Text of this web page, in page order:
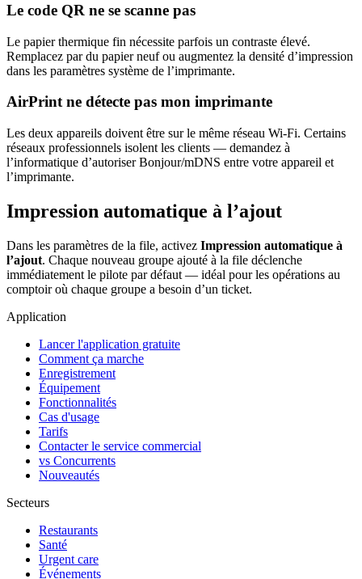
Le code QR ne se scanne pas
Le papier thermique fin nécessite parfois un contraste élevé.
Remplacez par du papier neuf ou augmentez la densité d’impression
dans les paramètres système de l’imprimante.
AirPrint ne détecte pas mon imprimante
Les deux appareils doivent être sur le même réseau Wi-Fi. Certains
réseaux professionnels isolent les clients — demandez à
l’informatique d’autoriser Bonjour/mDNS entre votre appareil et
l’imprimante.
Impression automatique à l’ajout
Dans les paramètres de la file, activez Impression automatique à
l’ajout. Chaque nouveau groupe ajouté à la file déclenche
immédiatement le pilote par défaut — idéal pour les opérations au
comptoir où chaque groupe a besoin d’un ticket.
Application
Lancer l'application gratuite
Comment ça marche
Enregistrement
Équipement
Fonctionnalités
Cas d'usage
Tarifs
Contacter le service commercial
vs Concurrents
Nouveautés
Secteurs
Restaurants
Santé
Urgent care
Événements